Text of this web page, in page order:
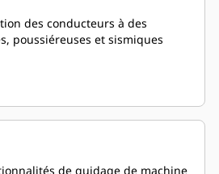
des conducteurs à des
poussiéreuses et sismiques
blessures dues aux glissades,
lorsque le conducteur
ou en descend.
de guidage de machine